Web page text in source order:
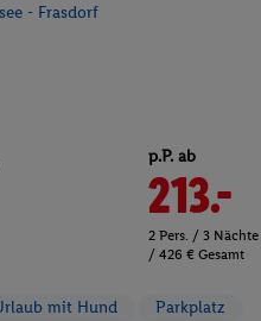
- Frasdorf
p.P. ab
213.-
2 Pers. / 3 Nächte
/ 426 € Gesamt
mit Hund Parkplatz